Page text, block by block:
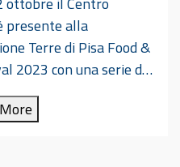
Norme sensoriali e
2024.pdf
presente alla
Terre di Pisa Food &
2023 con una serie di
la salute a Tavola”.
manifestazione